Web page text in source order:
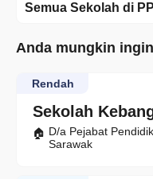
Semua Sekolah di
Anda mungkin
Sekolah
Rendah
D/a Pejabat
Sarawak